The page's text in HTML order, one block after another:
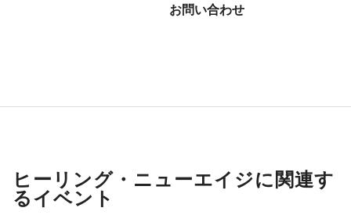
お問い合わせ
ヒーリング・ニューエイジに関連す
るイベント